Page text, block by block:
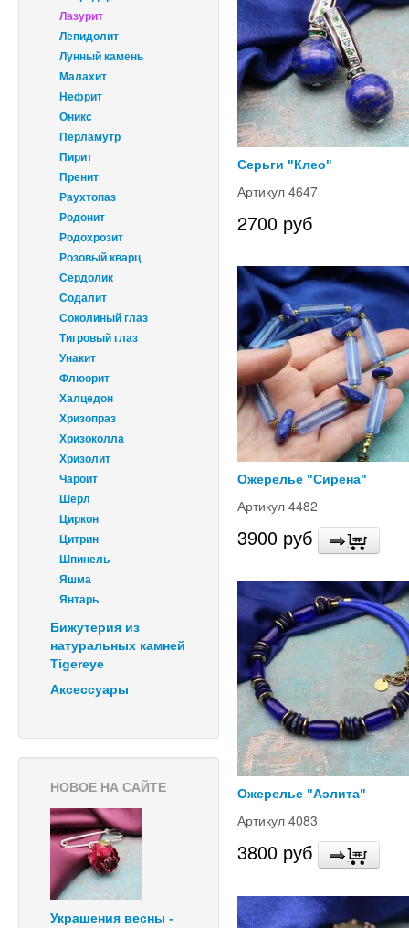
Лазурит
Лепидолит
Лунный камень
Малахит
Нефрит
Оникс
Перламутр
Пирит
Пренит
Раухтопаз
Родонит
Родохрозит
Розовый кварц
Сердолик
Содалит
Соколиный глаз
Тигровый глаз
Унакит
Флюорит
Халцедон
Хризопраз
Хризоколла
Хризолит
Чароит
Шерл
Циркон
Цитрин
Шпинель
Яшма
Янтарь
Бижутерия из
натуральных камней
Tigereye
Аксессуары
НОВОЕ НА САЙТЕ
Украшения весны -
Серьги "Клео"
Артикул 4647
2700 руб
Ожерелье "Сирена"
Артикул 4482
3900 руб
Ожерелье "Аэлита"
Артикул 4083
3800 руб